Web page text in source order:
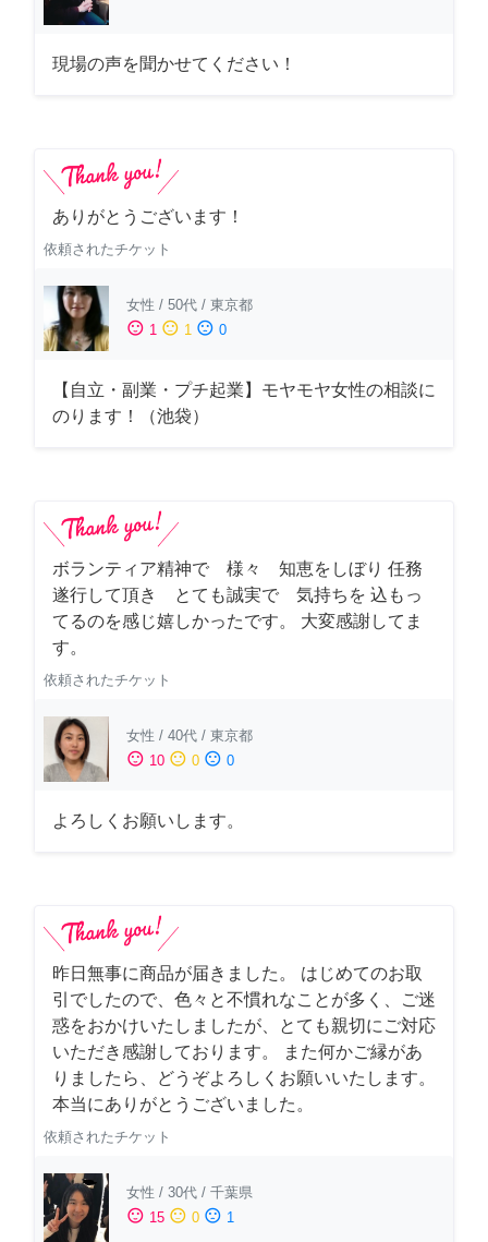
現場の声を聞かせてください！
ありがとうございます！
依頼されたチケット
女性 / 50代 / 東京都
sentiment_satisfied 1 sentiment_neutral 1 sentiment_dissatisfied 0
【自立・副業・プチ起業】モヤモヤ女性の相談に
のります！（池袋）
ボランティア精神で 様々 知恵をしぼり 任務
遂行して頂き とても誠実で 気持ちを 込もっ
てるのを感じ嬉しかったです。 大変感謝してま
す。
依頼されたチケット
女性 / 40代 / 東京都
sentiment_satisfied 10 sentiment_neutral 0 sentiment_dissatisfied 0
よろしくお願いします。
昨日無事に商品が届きました。 はじめてのお取
引でしたので、色々と不慣れなことが多く、ご迷
惑をおかけいたしましたが、とても親切にご対応
いただき感謝しております。 また何かご縁があ
りましたら、どうぞよろしくお願いいたします。
本当にありがとうございました。
依頼されたチケット
女性 / 30代 / 千葉県
sentiment_satisfied 15 sentiment_neutral 0 sentiment_dissatisfied 1